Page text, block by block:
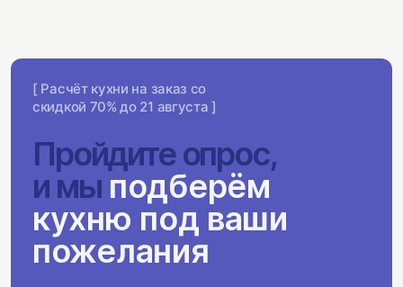
[ Расчёт кухни на заказ со
скидкой 70% до 21 августа ]
Пройдите опрос,
и мыподберём
кухню под ваши
пожелания